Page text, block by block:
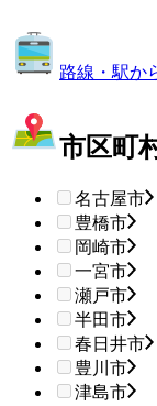
路線・駅か
市区町
名古屋市
豊橋市
岡崎市
一宮市
瀬戸市
半田市
春日井市
豊川市
津島市